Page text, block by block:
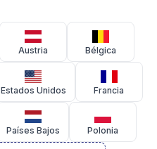
Austria Bélgica
Estados Unidos Francia
Países Bajos Polonia